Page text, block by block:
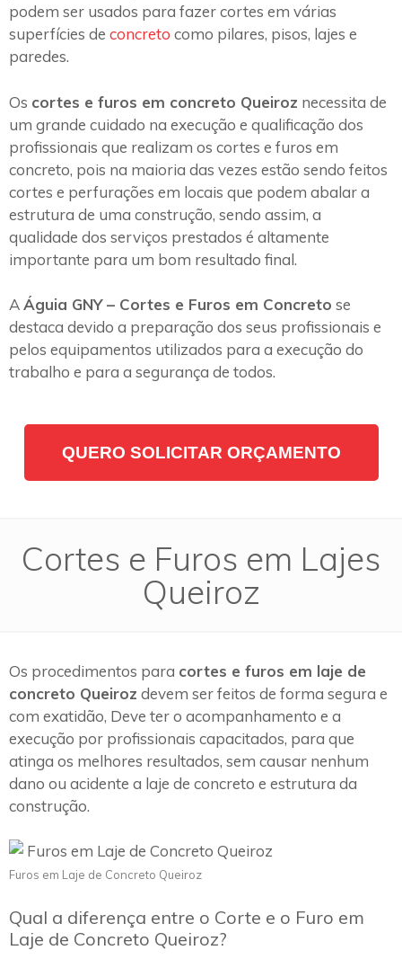
podem ser usados para fazer cortes em várias
superfícies de concreto como pilares, pisos, lajes e
paredes.
Os cortes e furos em concreto Queiroz necessita de
um grande cuidado na execução e qualificação dos
profissionais que realizam os cortes e furos em
concreto, pois na maioria das vezes estão sendo feitos
cortes e perfurações em locais que podem abalar a
estrutura de uma construção, sendo assim, a
qualidade dos serviços prestados é altamente
importante para um bom resultado final.
AÁguia GNY – Cortes e Furos em Concreto se
destaca devido a preparação dos seus profissionais e
pelos equipamentos utilizados para a execução do
trabalho e para a segurança de todos.
QUERO SOLICITAR ORÇAMENTO
Cortes e Furos em Lajes
Queiroz
Os procedimentos para cortes e furos em laje de
concreto Queiroz devem ser feitos de forma segura e
com exatidão, Deve ter o acompanhamento e a
execução por profissionais capacitados, para que
atinga os melhores resultados, sem causar nenhum
dano ou acidente a laje de concreto e estrutura da
construção.
Furos em Laje de Concreto Queiroz
Qual a diferença entre o Corte e o Furo em
Laje de Concreto Queiroz?